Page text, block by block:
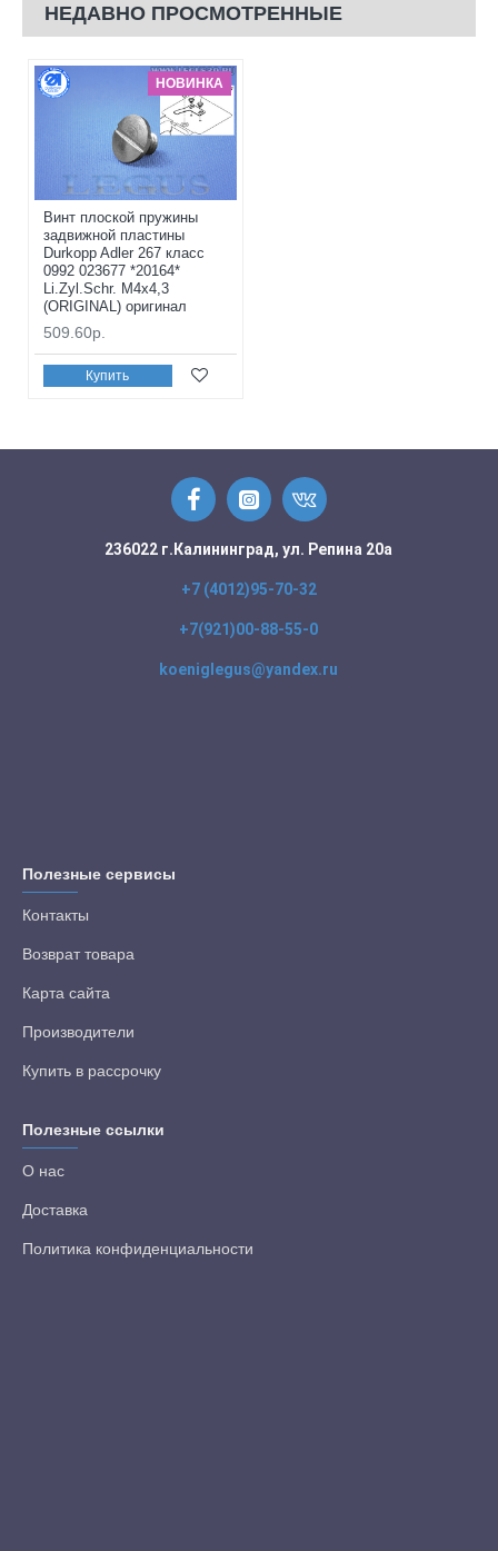
НЕДАВНО ПРОСМОТРЕННЫЕ
НОВИНКА
Винт плоской пружины
задвижной пластины
Durkopp Adler 267 класс
0992 023677 *20164*
Li.Zyl.Schr. M4x4,3
(ORIGINAL) оригинал
509.60р.
Купить
236022 г.Калининград, ул. Репина 20а
+7 (4012)95-70-32
+7(921)00-88-55-0
koeniglegus@yandex.ru
Полезные сервисы
Контакты
Возврат товара
Карта сайта
Производители
Купить в рассрочку
Полезные ссылки
О нас
Доставка
Политика конфиденциальности